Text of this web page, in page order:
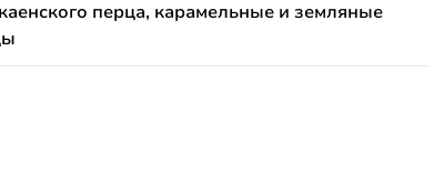
перца, карамельные и земляные